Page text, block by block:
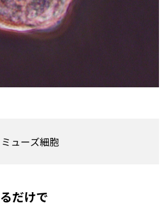
ミューズ細胞
だけで